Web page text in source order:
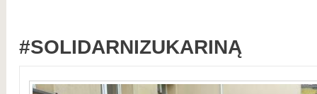
#SOLIDARNIZUKARINĄ